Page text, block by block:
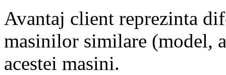
Avantaj client reprezinta
masinilor similare (model,
acestei masini.